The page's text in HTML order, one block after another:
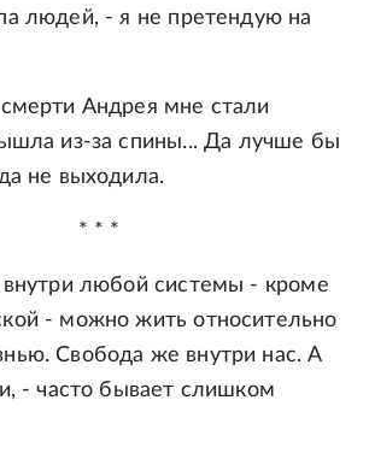
людей, - я не претендую на
Андрея мне стали
из-за спины... Да лучше бы
не выходила.
* * *
внутри любой системы - кроме
- можно жить относительно
Свобода же внутри нас. А
- часто бывает слишком